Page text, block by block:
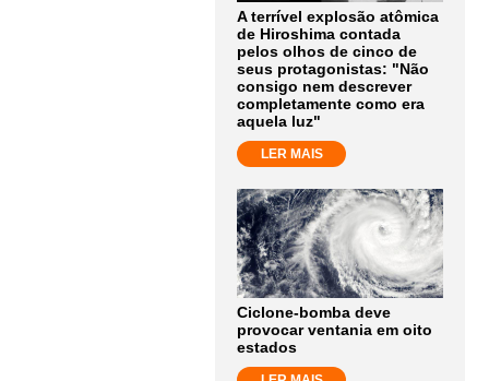
A terrível explosão atômica
de Hiroshima contada
pelos olhos de cinco de
seus protagonistas: "Não
consigo nem descrever
completamente como era
aquela luz"
LER MAIS
Ciclone-bomba deve
provocar ventania em oito
estados